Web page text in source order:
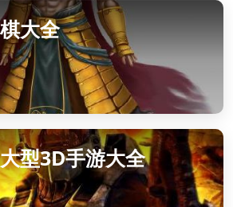
大全
型3D手游大全